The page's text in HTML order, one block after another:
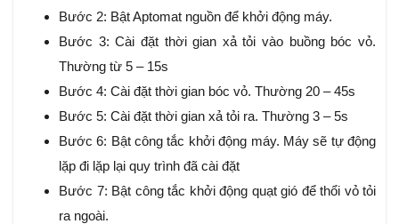
Bước 2: Bật Aptomat nguồn để khởi động máy.
Bước 3: Cài đặt thời gian xả tỏi vào buồng bóc vỏ.
Thường từ 5 – 15s
Bước 4: Cài đặt thời gian bóc vỏ. Thường 20 – 45s
Bước 5: Cài đặt thời gian xả tỏi ra. Thường 3 – 5s
Bước 6: Bật công tắc khởi động máy. Máy sẽ tự động
lặp đi lặp lại quy trình đã cài đặt
Bước 7: Bật công tắc khởi động quạt gió để thổi vỏ tỏi
ra ngoài.